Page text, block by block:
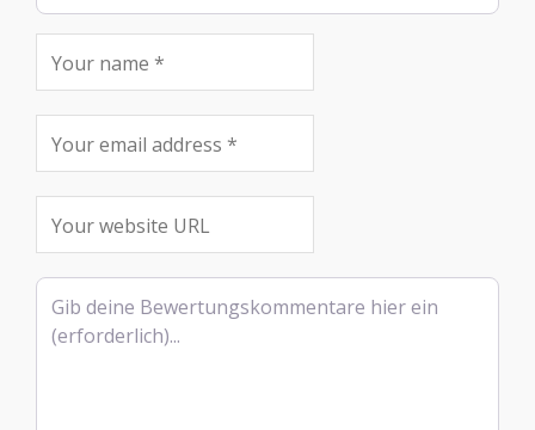
Rezensionstext